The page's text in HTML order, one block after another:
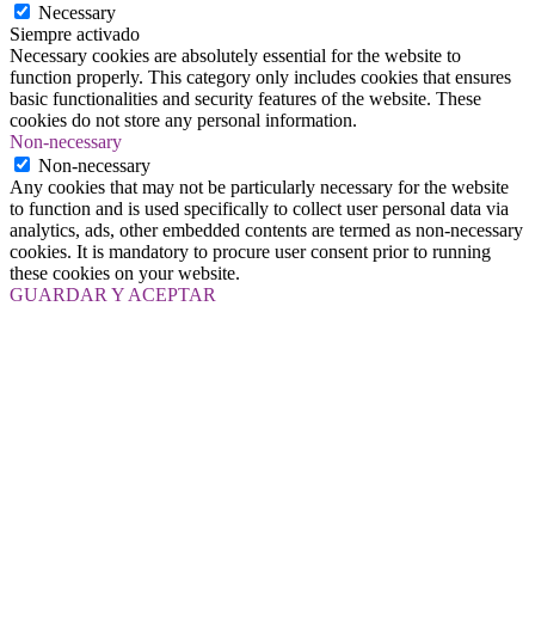
Necessary
Siempre activado
Necessary cookies are absolutely essential for the website to
function properly. This category only includes cookies that ensures
basic functionalities and security features of the website. These
cookies do not store any personal information.
Non-necessary
Non-necessary
Any cookies that may not be particularly necessary for the website
to function and is used specifically to collect user personal data via
analytics, ads, other embedded contents are termed as non-necessary
cookies. It is mandatory to procure user consent prior to running
these cookies on your website.
GUARDAR Y ACEPTAR